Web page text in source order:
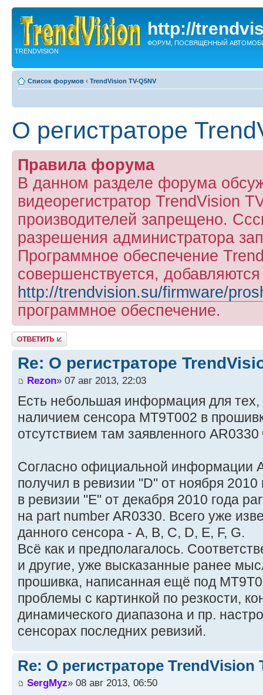
http://
ФОРУМ, ПОСВЯЩЕННЫЙ
TRENDVISION
Список форумов ‹ TrendVision TV-Q5NV
О регистраторе
Правила форума
В данном разделе форума
видеорегистратор TrendVision
производителей запрещено.
разрешения администратора
Программное обеспечение
совершенствуется,
http://trendvision.su/firmware/
программное обеспечение.
Ответить
Re: О регистраторе
Rezon» 07 авг 2013, 22:03
Есть небольшая информация для тех,
наличием сенсора MT9T002 в
отсутствием там заявленного AR0330
Согласно официальной информации
получил в ревизии "D" от ноября
в ревизии "E" от декабря 2010 года
на part number AR0330. Всего уже
данного сенсора - A, B, C, D, E, F, G.
Всё как и предполагалось.
и другие, уже высказанные ранее
прошивка, написанная ещё под
проблемы с картинкой по резкости,
динамического диапазона и пр.
сенсорах последних ревизий.
Re: О регистраторе TrendVision
SergMyz» 08 авг 2013, 06:50